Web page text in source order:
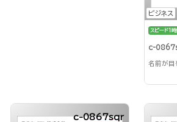
ビジネス
スピード1
c-
名前が目
c-0867sqr